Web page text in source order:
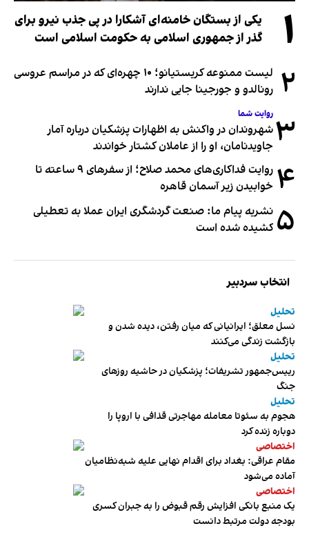
۱
یکی از بستگان خامنه‌ای آشکارا در پی جذب نیرو برای
گذر از جمهوری اسلامی به حکومت اسلامی است
۲
لیست ممنوعه کریستیانو؛ ۱۰ چهره‌ای که در مراسم عروسی
رونالدو و جورجینا جایی ندارند
۳ روایت شما
شهروندان در واکنش به اظهارات پزشکیان درباره آمار
جاویدنامان، او را از عاملان کشتار خواندند
۴
روایت فداکاری‌های محمد صلاح؛ از سفرهای ۹ ساعته تا
خوابیدن زیر آسمان قاهره
۵ نشریه پیام ما: صنعت گردشگری ایران عملا به تعطیلی
کشیده شده است
انتخاب سردبیر
تحلیل
نسل معلق؛ ایرانیانی که میان رفتن، دیده شدن و
بازگشت زندگی می‌کنند
تحلیل
رییس‌جمهور تشریفات؛ پزشکیان در حاشیه روزهای
جنگ
تحلیل
هجوم به سئوتا معامله مهاجرتی قذافی با اروپا را
دوباره زنده کرد
اختصاصی
مقام عراقی: بغداد برای اقدام نهایی علیه شبه‌نظامیان
آماده می‌شود
اختصاصی
یک منبع بانکی افزایش رقم قبوض را به جبران کسری
بودجه دولت مرتبط دانست